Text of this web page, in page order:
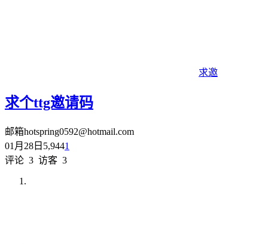
求邀
求个ttg邀请码
邮箱hotspring0592@hotmail.com
01月28日 5,9441
评论 3 访客 3